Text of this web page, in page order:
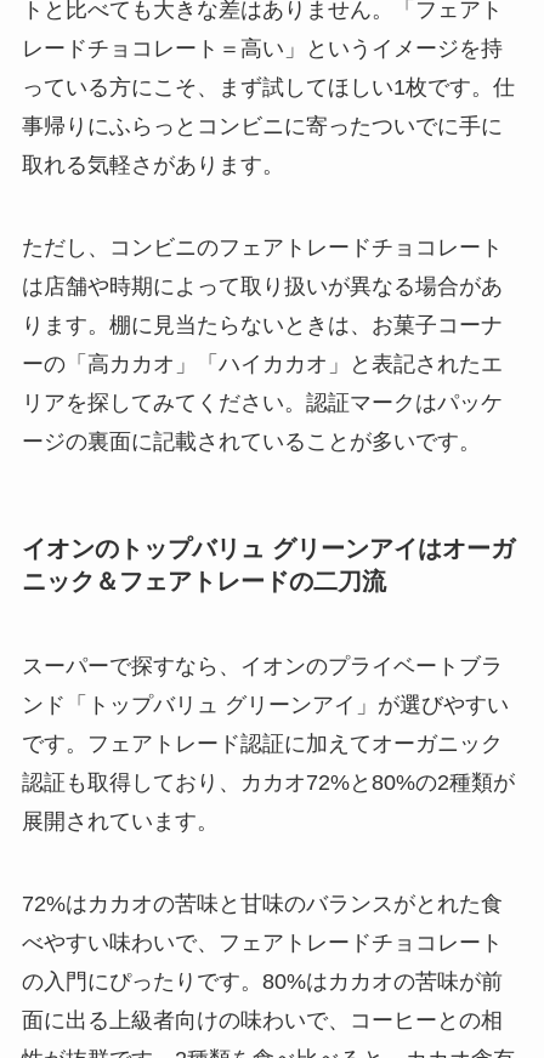
トと比べても大きな差はありません。「フェアト
レードチョコレート＝高い」というイメージを持
っている方にこそ、まず試してほしい1枚です。仕
事帰りにふらっとコンビニに寄ったついでに手に
取れる気軽さがあります。
ただし、コンビニのフェアトレードチョコレート
は店舗や時期によって取り扱いが異なる場合があ
ります。棚に見当たらないときは、お菓子コーナ
ーの「高カカオ」「ハイカカオ」と表記されたエ
リアを探してみてください。認証マークはパッケ
ージの裏面に記載されていることが多いです。
イオンのトップバリュ グリーンアイはオーガ
ニック＆フェアトレードの二刀流
スーパーで探すなら、イオンのプライベートブラ
ンド「トップバリュ グリーンアイ」が選びやすい
です。フェアトレード認証に加えてオーガニック
認証も取得しており、カカオ72%と80%の2種類が
展開されています。
72%はカカオの苦味と甘味のバランスがとれた食
べやすい味わいで、フェアトレードチョコレート
の入門にぴったりです。80%はカカオの苦味が前
面に出る上級者向けの味わいで、コーヒーとの相